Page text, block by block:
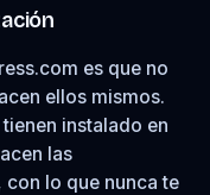
es que no
ellos mismos.
instalado en
las
lo que nunca te